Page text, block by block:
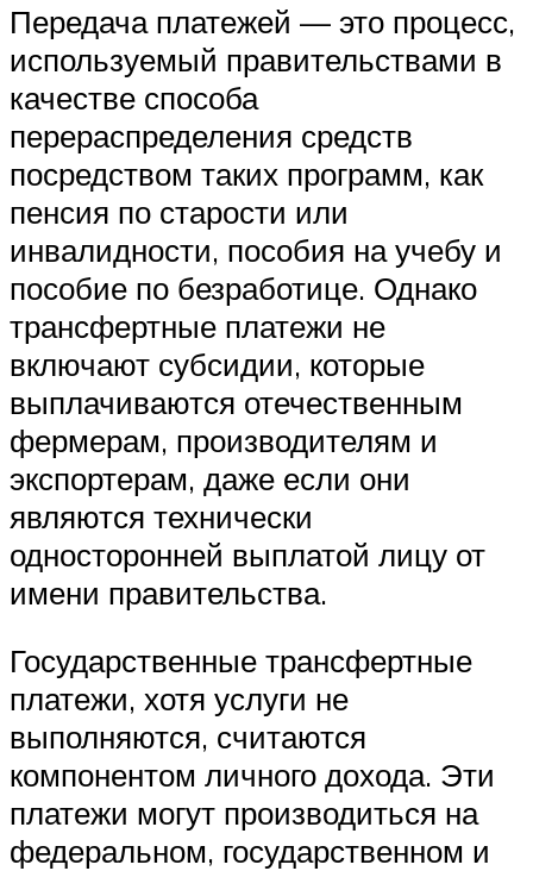
Передача платежей — это процесс,
используемый правительствами в
качестве способа
перераспределения средств
посредством таких программ, как
пенсия по старости или
инвалидности, пособия на учебу и
пособие по безработице. Однако
трансфертные платежи не
включают субсидии, которые
выплачиваются отечественным
фермерам, производителям и
экспортерам, даже если они
являются технически
односторонней выплатой лицу от
имени правительства.
Государственные трансфертные
платежи, хотя услуги не
выполняются, считаются
компонентом личного дохода. Эти
платежи могут производиться на
федеральном, государственном и